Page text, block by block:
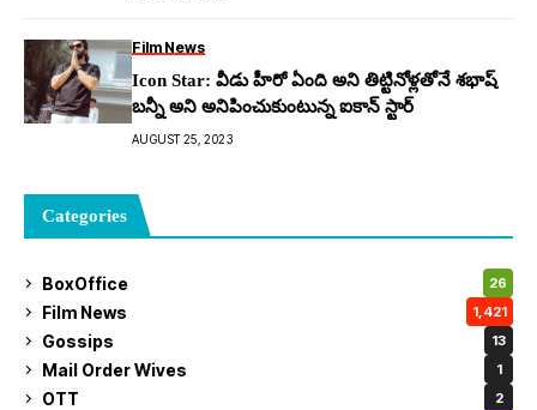
Film News
Icon Star: వీడు హీరో ఏంది అని తిట్టినోళ్ల‌తోనే శ‌భాష్
బ‌న్నీ అని అనిపించుకుంటున్న ఐకాన్ స్టార్
AUGUST 25, 2023
Categories
BoxOffice 26
Film News 1,421
Gossips 13
Mail Order Wives 1
OTT 2